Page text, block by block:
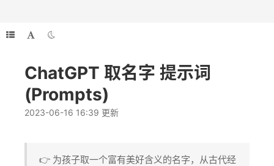
ChatGPT 取名字 提示词
(Prompts)
2023-06-16 16:39 更新
👉 为孩子取一个富有美好含义的名字，从古代经